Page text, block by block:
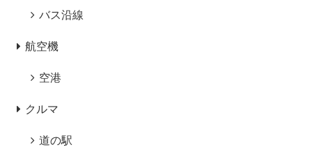
バス沿線
航空機
空港
クルマ
道の駅